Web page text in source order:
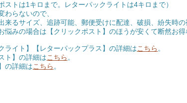
トは1キロまで。レターパックライトは4キロまで）
らないので、
るサイズ、追跡可能、郵便受けに配達、破損、紛失時の
みの場合は【クリックポスト】のほうが安くて断然お得
ライト】【レターパックプラス】の詳細はこちら 。
ト】の詳細はこちら 。
の詳細はこちら 。